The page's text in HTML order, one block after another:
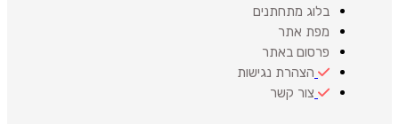
בלוג מתחתנים
מפת אתר
פרסום באתר
הצהרת נגישות
צור קשר